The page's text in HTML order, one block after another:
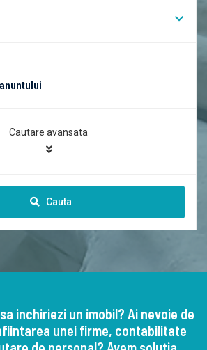
Cautare avansata
Cauta
inchiriezi un imobil? Ai nevoie de
unei firme, contabilitate